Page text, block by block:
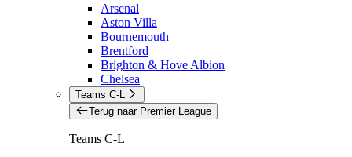
Arsenal
Aston Villa
Bournemouth
Brentford
Brighton & Hove Albion
Chelsea
Teams C-L
Terug naar Premier League
Teams C-L